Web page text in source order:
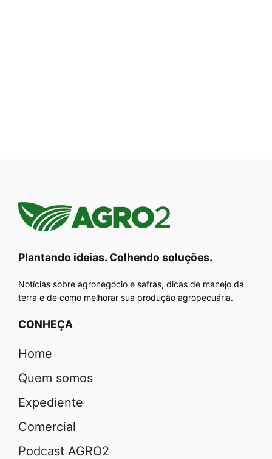
Plantando ideias. Colhendo soluções.
Notícias sobre agronegócio e safras, dicas de manejo da
terra e de como melhorar sua produção agropecuária.
CONHEÇA
Home
Quem somos
Expediente
Comercial
Podcast AGRO2